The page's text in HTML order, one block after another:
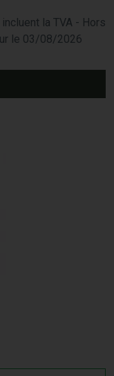
la TVA - Hors
le 03/08/2026